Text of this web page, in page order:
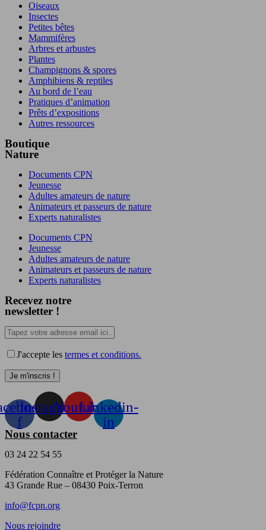
Oiseaux
Insectes
Petites bêtes
Mammifères
Arbres et arbustes
Plantes
Champignons & spores
Amphibiens & reptiles
Au bord de l’eau
Pratiques d’animation
Prêts d’expositions
Autres ressources
Boutique
Nature
Documents CPN
Jeunesse
Adultes amateurs de nature
Animateurs et passeurs de nature
Experts naturalistes
Documents CPN
Jeunesse
Adultes amateurs de nature
Animateurs et passeurs de nature
Experts naturalistes
Recevez notre
newsletter !
J'accepte les termes et conditions.
f
InstagramYoutubeLinkedin-
in
Nous contacter
03 24 22 54 55
Fédération Connaître et Protéger la Nature
43 Grande Rue – 08430 Poix-Terron
info@fcpn.org
Nous rejoindre